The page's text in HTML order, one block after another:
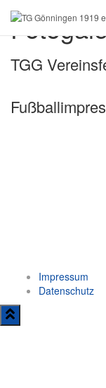
TGG
Impressum
Datenschutz